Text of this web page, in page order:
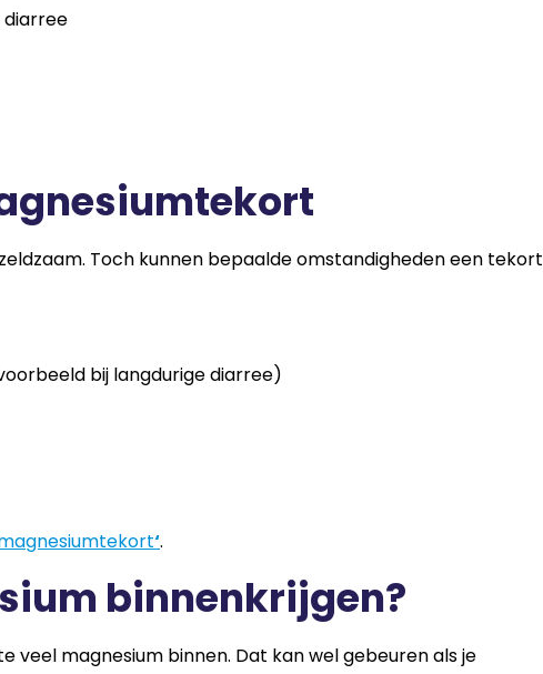
diarree
Toch kunnen bepaalde omstandigheden een tekort
bij langdurige diarree)
‘.
binnenkrijgen?
veel magnesium binnen. Dat kan wel gebeuren als je